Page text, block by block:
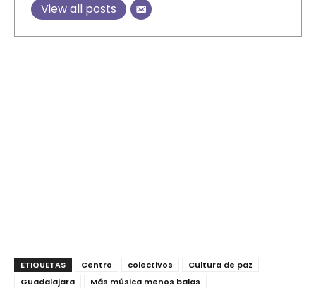
View all posts
ETIQUETAS Centro colectivos
Cultura de paz
Guadalajara
Más música menos balas